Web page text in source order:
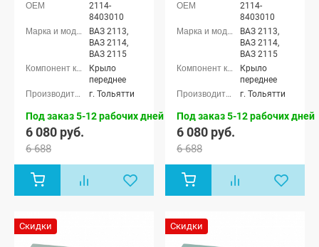
2114-
8403010
ВАЗ 2113,
ВАЗ 2114,
ВАЗ 2115
Крыло
переднее
г. Тольятти
Под заказ 5-12 рабочих дней
6 080 руб.
6 688
2114-
8403010
ВАЗ 2113,
ВАЗ 2114,
ВАЗ 2115
Крыло
переднее
г. Тольятти
Под заказ 5-12 рабочих дней
6 080 руб.
6 688
Скидки Скидки